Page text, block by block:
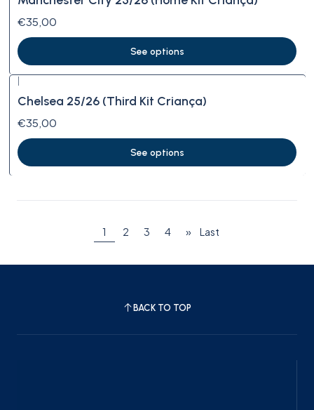
€35,00
See options
Chelsea 25/26 (Third Kit Criança)
€35,00
See options
1 2 3 4 » Last
BACK TO TOP